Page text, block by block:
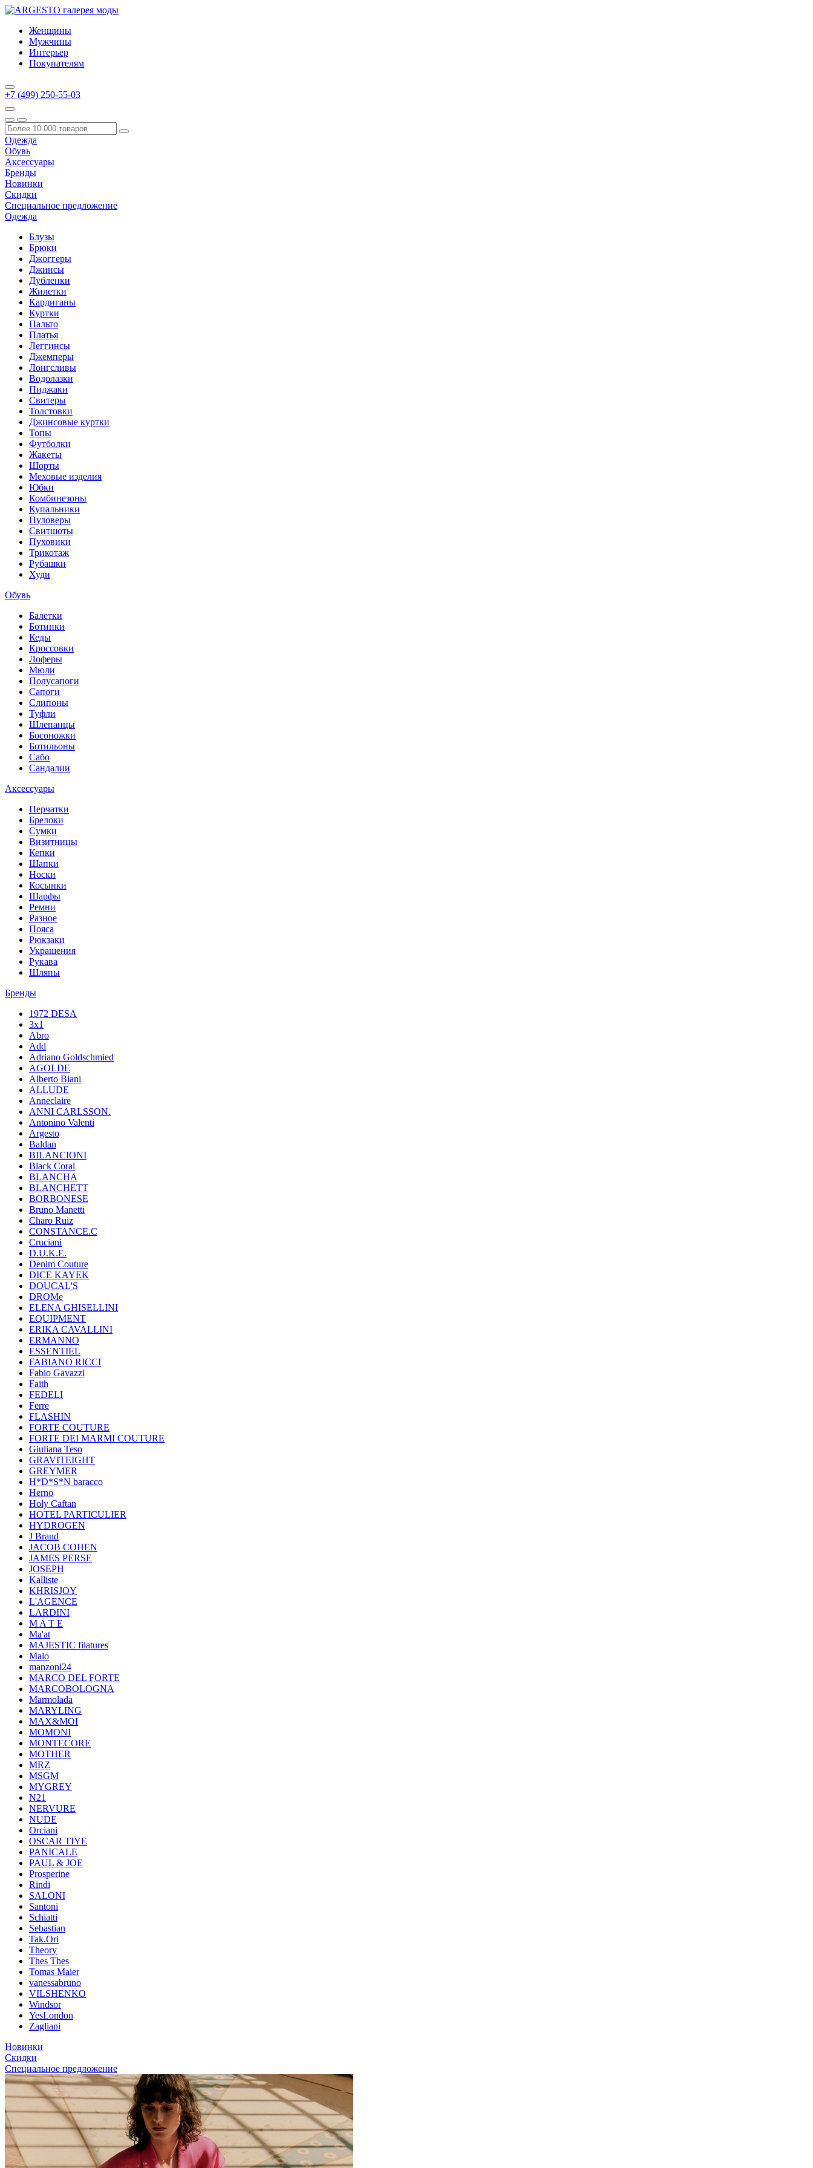
Женщины
Мужчины
Интерьер
Покупателям
+7 (499) 250-55-03
Одежда
Обувь
Аксессуары
Бренды
Новинки
Скидки
Специальное предложение
Одежда
Блузы
Брюки
Джоггеры
Джинсы
Дубленки
Жилетки
Кардиганы
Куртки
Пальто
Платья
Леггинсы
Джемперы
Лонгсливы
Водолазки
Пиджаки
Свитеры
Толстовки
Джинсовые куртки
Топы
Футболки
Жакеты
Шорты
Меховые изделия
Юбки
Комбинезоны
Купальники
Пуловеры
Свитшоты
Пуховики
Трикотаж
Рубашки
Худи
Обувь
Балетки
Ботинки
Кеды
Кроссовки
Лоферы
Мюли
Полусапоги
Сапоги
Слипоны
Туфли
Шлепанцы
Босоножки
Ботильоны
Сабо
Сандалии
Аксессуары
Перчатки
Брелоки
Сумки
Визитницы
Кепки
Шапки
Носки
Косынки
Шарфы
Ремни
Разное
Пояса
Рюкзаки
Украшения
Рукава
Шляпы
Бренды
1972 DESA
3x1
Abro
Add
Adriano Goldschmied
AGOLDE
Alberto Biani
ALLUDE
Anneclaire
ANNI CARLSSON.
Antonino Valenti
Argesto
Baldan
BILANCIONI
Black Coral
BLANCHA
BLANCHETT
BORBONESE
Bruno Manetti
Charo Ruiz
CONSTANCE.C
Cruciani
D.U.K.E.
Denim Couture
DICE KAYEK
DOUCAL'S
DROMe
ELENA GHISELLINI
EQUIPMENT
ERIKA CAVALLINI
ERMANNO
ESSENTIEL
FABIANO RICCI
Fabio Gavazzi
Faith
FEDELI
Ferre
FLASHIN
FORTE COUTURE
FORTE DEI MARMI COUTURE
Giuliana Teso
GRAVITEIGHT
GREYMER
H*D*S*N baracco
Herno
Holy Caftan
HOTEL PARTICULIER
HYDROGEN
J Brand
JACOB COHEN
JAMES PERSE
JOSEPH
Kalliste
KHRISJOY
L'AGENCE
LARDINI
M A T E
Ma'at
MAJESTIC filatures
Malo
manzoni24
MARCO DEL FORTE
MARCOBOLOGNA
Marmolada
MARYLING
MAX&MOI
MOMONI
MONTECORE
MOTHER
MRZ
MSGM
MYGREY
N21
NERVURE
NUDE
Orciani
OSCAR TIYE
PANICALE
PAUL & JOE
Prosperine
Rindi
SALONI
Santoni
Schiatti
Sebastian
Tak.Ori
Theory
Thes Thes
Tomas Maier
vanessabruno
VILSHENKO
Windsor
YesLondon
Zagliani
Новинки
Скидки
Специальное предложение